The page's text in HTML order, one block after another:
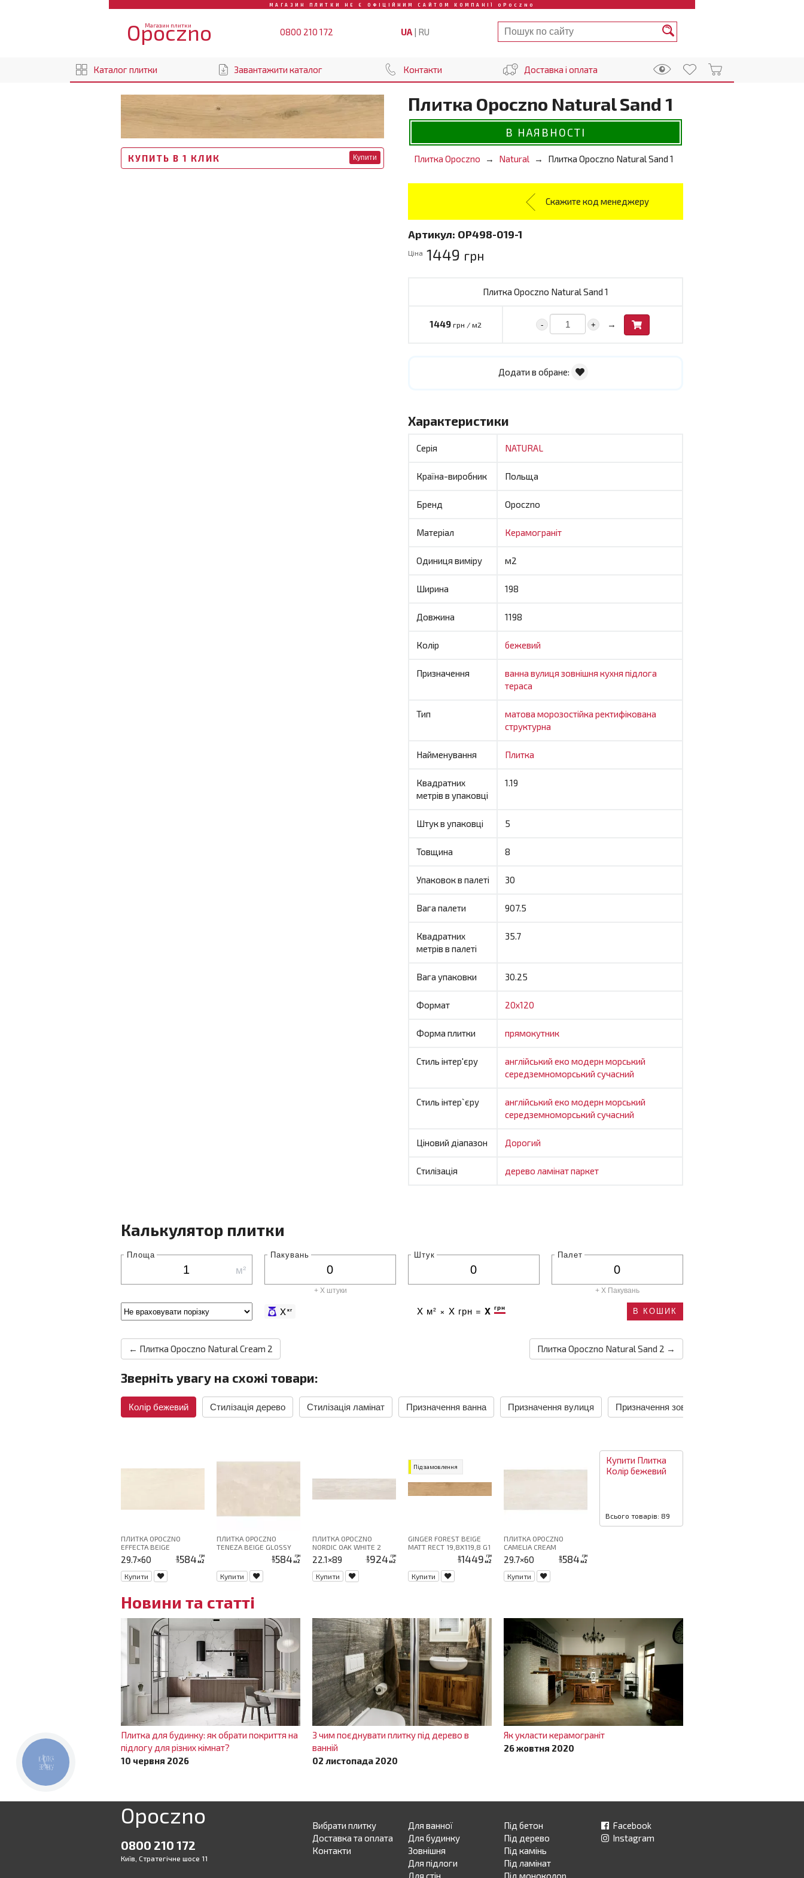
МАГАЗИН ПЛИТКИ НЕ Є ОФІЦІЙНИМ САЙТОМ КОМПАНІЇ OPOCZNO
Магазин плитки
Opoczno 0800 210 172 UA | RU
Каталог плитки Завантажити каталог Контакти Доставка і оплата
КУПИТЬ В 1 КЛИК Купити
Плитка Opoczno Natural Sand 1
В НАЯВНОСТІ
Плитка Opoczno Natural Плитка Opoczno Natural Sand 1
Скажите код менеджеру
Артикул: OP498-019-1
Ціна 1449 грн
Плитка Opoczno Natural Sand 1
1449 грн / м2 - + →
Додати в обране:
Характеристики
Серія NATURAL
Країна-виробник Польща
Бренд Opoczno
Матеріал Керамограніт
Одиниця виміру м2
Ширина 198
Довжина 1198
Колір бежевий
Призначення ванна вулиця зовнішня кухня підлога
тераса
Тип матова морозостійка ректифікована
структурна
Найменування Плитка
Квадратних
метрів в упаковці
1.19
Штук в упаковці 5
Товщина 8
Упаковок в палеті 30
Вага палети 907.5
Квадратних
метрів в палеті
35.7
Вага упаковки 30.25
Формат 20x120
Форма плитки прямокутник
Стиль інтер'єру англійський еко модерн морський
середземноморський сучасний
Стиль інтер`єру англійський еко модерн морський
середземноморський сучасний
Ціновий діапазон Дорогий
Стилізація дерево ламінатпаркет
Калькулятор плитки
Площа
м²
Пакувань
+ X штуки
Штук Палет
+ X Пакувань
Xкг X м² × X грн = X грн В КОШИК
← Плитка Opoczno Natural Cream 2 Плитка Opoczno Natural Sand 2 →
Зверніть увагу на схожі товари:
Колір бежевий Стилізація дерево Стилізація ламінат Призначення ванна Призначення вулиця Призначення зовнішня
ПЛИТКА OPOCZNO
EFFECTA BEIGE
29.7×60 ціна584 грн
м2
Купити
ПЛИТКА OPOCZNO
TENEZA BEIGE GLOSSY
ціна584 грн
м2
Купити
ПЛИТКА OPOCZNO
NORDIC OAK WHITE 2
22.1×89 ціна924 грн
м2
Купити
Під замовлення
GINGER FOREST BEIGE
MATT RECT 19,8X119,8 G1
ціна1449 грн
м2
Купити
ПЛИТКА OPOCZNO
CAMELIA CREAM
29.7×60 ціна584 грн
м2
Купити
Купити Плитка
Колір бежевий
Всього товарів: 89
Новини та статті
Плитка для будинку: як обрати покриття на
підлогу для різних кімнат?
10 червня 2026
З чим поєднувати плитку під дерево в
ванній
02 листопада 2020
Як укласти керамограніт
26 жовтня 2020
Opoczno
0800 210 172
Київ, Стратегічне шосе 11
Вибрати плитку
Доставка та оплата
Контакти
Для ванної
Для будинку
Зовнішня
Для підлоги
Для стін
Під бетон
Під дерево
Під камінь
Під ламінат
Під моноколор
Facebook
Instagram
КНОПКА
ЗВ'ЯЗКУ